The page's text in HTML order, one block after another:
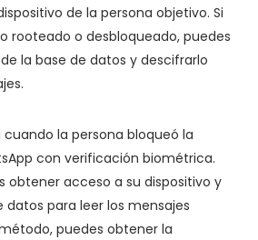
de la persona objetivo. Si
rooteado o desbloqueado, puedes
la base de datos y descifrarlo
la persona bloqueó la
con verificación biométrica.
obtener acceso a su dispositivo y
datos para leer los mensajes
puedes obtener la